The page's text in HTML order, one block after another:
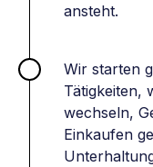
ansteht.
Wir starten
Tätigkeiten,
wechseln,
Einkaufen